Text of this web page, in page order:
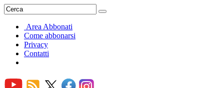
Area Abbonati
Come abbonarsi
Privacy
Contatti